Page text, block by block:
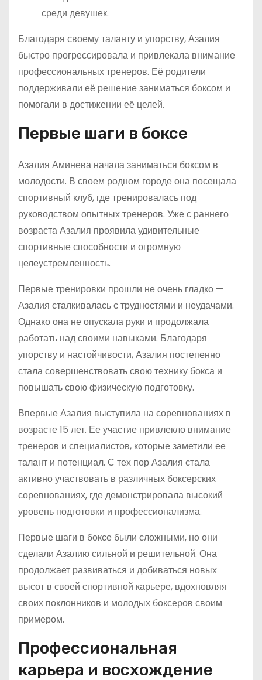
среди девушек.
Благодаря своему таланту и упорству, Азалия
быстро прогрессировала и привлекала внимание
профессиональных тренеров. Её родители
поддерживали её решение заниматься боксом и
помогали в достижении её целей.
Первые шаги в боксе
Азалия Аминева начала заниматься боксом в
молодости. В своем родном городе она посещала
спортивный клуб, где тренировалась под
руководством опытных тренеров. Уже с раннего
возраста Азалия проявила удивительные
спортивные способности и огромную
целеустремленность.
Первые тренировки прошли не очень гладко —
Азалия сталкивалась с трудностями и неудачами.
Однако она не опускала руки и продолжала
работать над своими навыками. Благодаря
упорству и настойчивости, Азалия постепенно
стала совершенствовать свою технику бокса и
повышать свою физическую подготовку.
Впервые Азалия выступила на соревнованиях в
возрасте 15 лет. Ее участие привлекло внимание
тренеров и специалистов, которые заметили ее
талант и потенциал. С тех пор Азалия стала
активно участвовать в различных боксерских
соревнованиях, где демонстрировала высокий
уровень подготовки и профессионализма.
Первые шаги в боксе были сложными, но они
сделали Азалию сильной и решительной. Она
продолжает развиваться и добиваться новых
высот в своей спортивной карьере, вдохновляя
своих поклонников и молодых боксеров своим
примером.
Профессиональная
карьера и восхождение